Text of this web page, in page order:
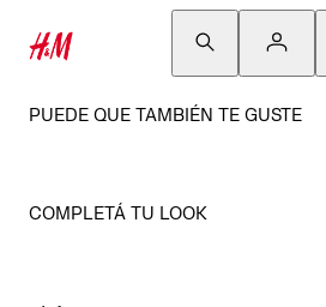
PUEDE QUE TAMBIÉN TE GUSTE
COMPLETÁ TU LOOK